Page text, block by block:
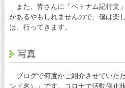
また、皆さんに「ベトナム記行文
があるやもしれませんので、僕は楽
は、行ってきます。
写真
ブログで何度かご紹介させていた
ンド名）」です。コロナで活動停止